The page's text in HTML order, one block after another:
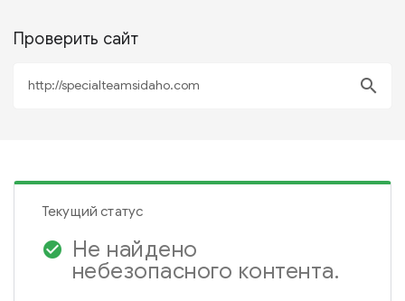
Проверить сайт
search
Текущий статус
check_circle Не найдено
небезопасного контента.